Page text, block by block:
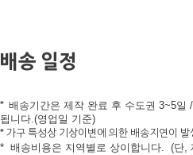
배송 일정
* 배송기간은 제작 완료 후 수도권 3~5일
됩니다.(영업일 기준)
* 가구 특성상 기상이변에 의한 배송지연이 발
* 배송비용은 지역별로 상이합니다.
(단,